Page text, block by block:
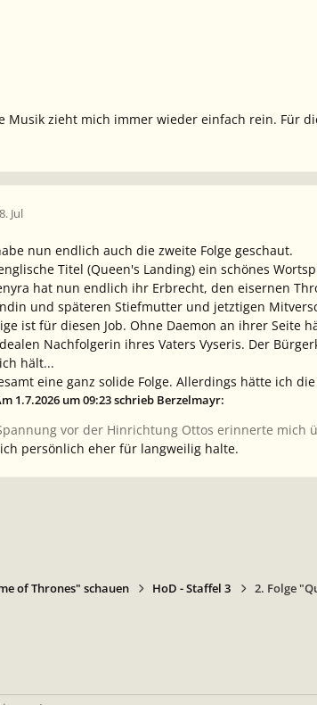
Musik zieht mich immer wieder einfach rein. Für
8. Jul
nun endlich auch die zweite Folge geschaut.
Titel (Queen's Landing) ein schönes
hat nun endlich ihr Erbrecht, den eisernen
und späteren Stiefmutter und jetztigen
ist für diesen Job. Ohne Daemon an ihrer Seite
Nachfolgerin ihres Vaters Vyseris. Der
hält...
eine ganz solide Folge. Allerdings hätte ich
1.7.2026 um 09:23 schrieb Berzelmayr:
vor der Hinrichtung Ottos erinnerte
persönlich eher für langweilig halte.
of Thrones" schauen HoD - Staffel 3 2. Folge